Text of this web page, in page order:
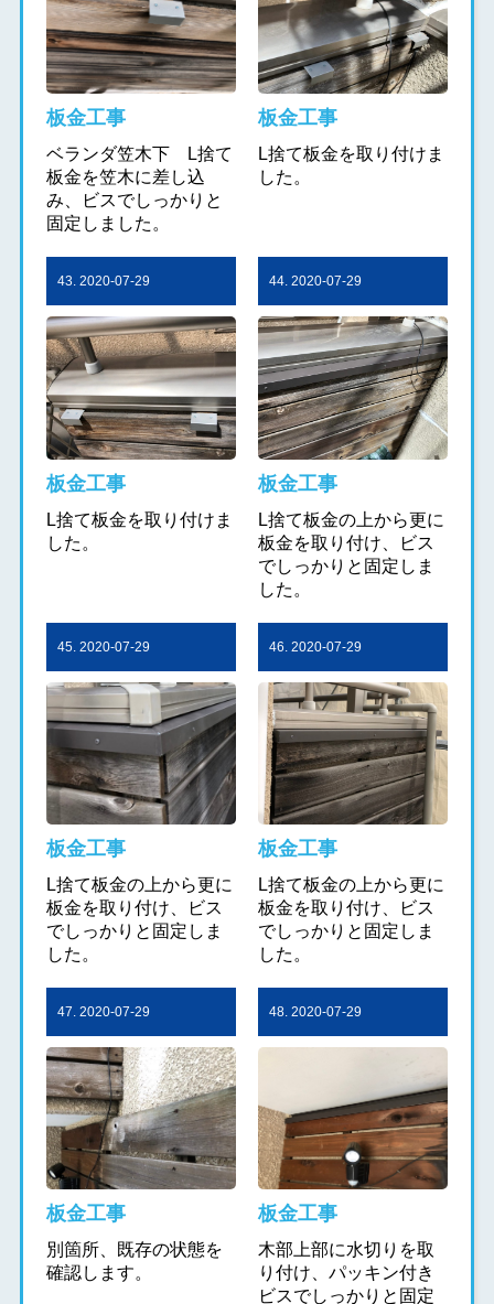
板金工事
ベランダ笠木下 L捨て
板金を笠木に差し込
み、ビスでしっかりと
固定しました。
板金工事
L捨て板金を取り付けま
した。
43. 2020-07-29
板金工事
L捨て板金を取り付けま
した。
44. 2020-07-29
板金工事
L捨て板金の上から更に
板金を取り付け、ビス
でしっかりと固定しま
した。
45. 2020-07-29
板金工事
L捨て板金の上から更に
板金を取り付け、ビス
でしっかりと固定しま
した。
46. 2020-07-29
板金工事
L捨て板金の上から更に
板金を取り付け、ビス
でしっかりと固定しま
した。
47. 2020-07-29
板金工事
別箇所、既存の状態を
確認します。
48. 2020-07-29
板金工事
木部上部に水切りを取
り付け、パッキン付き
ビスでしっかりと固定